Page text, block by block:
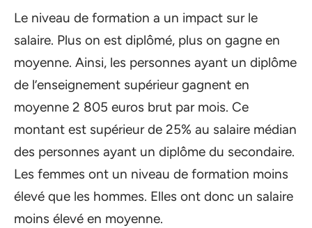
Le niveau de formation a un impact sur le
salaire. Plus on est diplômé, plus on gagne en
moyenne. Ainsi, les personnes ayant un diplôme
de l’enseignement supérieur gagnent en
moyenne 2 805 euros brut par mois. Ce
montant est supérieur de 25% au salaire médian
des personnes ayant un diplôme du secondaire.
Les femmes ont un niveau de formation moins
élevé que les hommes. Elles ont donc un salaire
moins élevé en moyenne.